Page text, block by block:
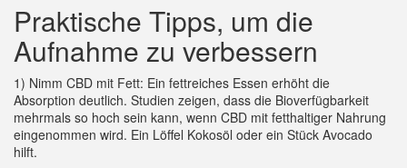
Praktische Tipps, um die
Aufnahme zu verbessern
1) Nimm CBD mit Fett: Ein fettreiches Essen erhöht die
Absorption deutlich. Studien zeigen, dass die Bioverfügbarkeit
mehrmals so hoch sein kann, wenn CBD mit fetthaltiger Nahrung
eingenommen wird. Ein Löffel Kokosöl oder ein Stück Avocado
hilft.